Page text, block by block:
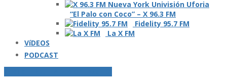
“El Palo con Coco” – X 96.3 FM
Fidelity 95.7 FM
La X FM
VíDEOS
PODCAST